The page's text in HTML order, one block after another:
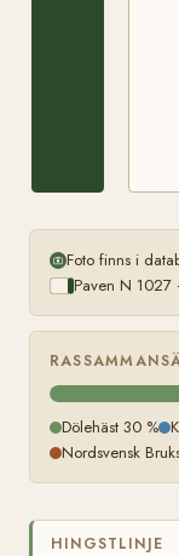
Foto finns i
Paven N
Dölehäst 30 %
Nordsvensk
HINGSTLINJE